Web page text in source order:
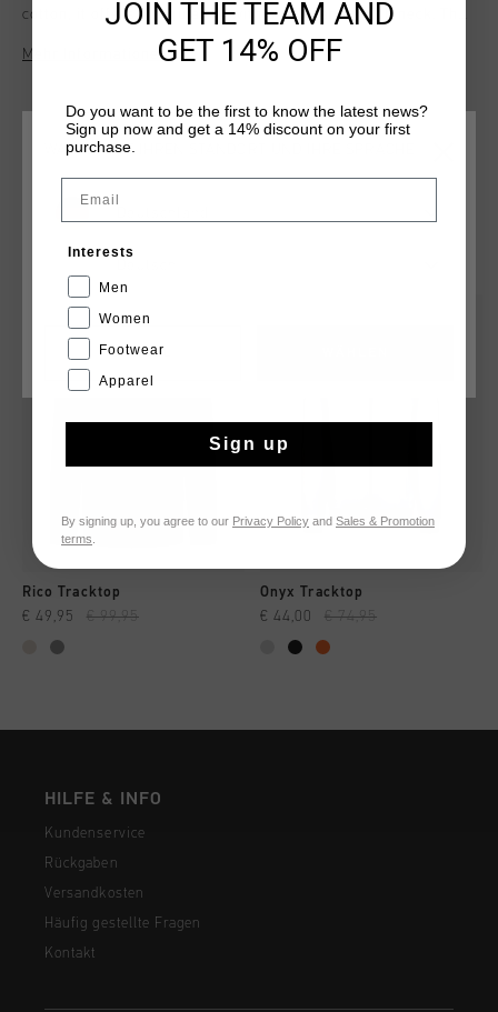
cotton, it offers a regular fit with a self-fabric high neck. The
tracktop features carbon-coated zip pockets with a reflective
stripe, a rubber hex badge on the left arm, and cut-and-sew
polytricot.
Mehr Informationen
DAS KÖNNTE IHNEN AUCH GEFALLEN
Rico Tracktop
€ 49,95 € 99,95
Onyx Tracktop
€ 44,00 € 74,95
HILFE & INFO
Kundenservice
Rückgaben
Versandkosten
Häufig gestellte Fragen
Kontakt
WÄHLEN SIE IHREN STANDORT UND IHRE SPRACHE
CANCEL
JOIN THE TEAM AND
GET 14% OFF
Do you want to be the first to know the latest news?
Sign up now and get a 14% discount on your first
purchase.
Interests
Men
Women
Footwear
Apparel
Sign up
By signing up, you agree to our Privacy Policy and Sales & Promotion
terms